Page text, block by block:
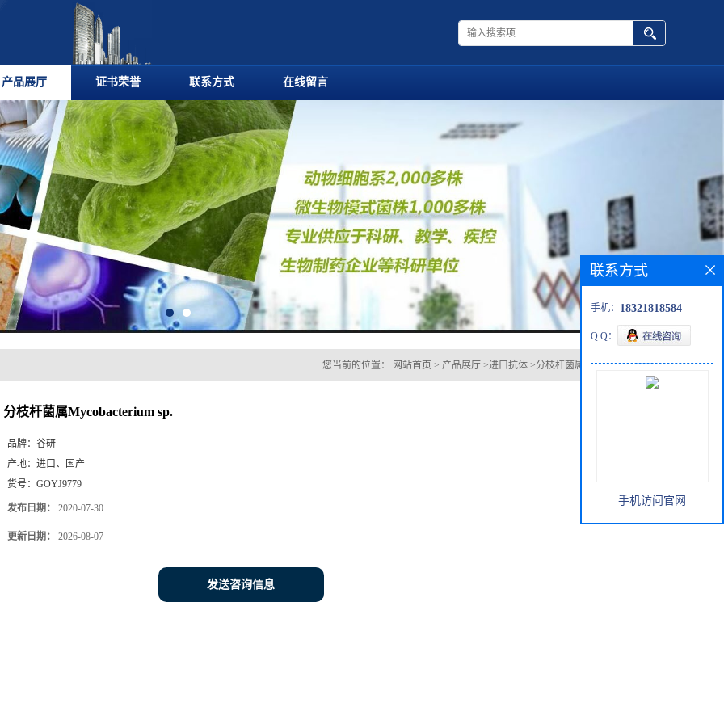
产品展厅 证书荣誉 联系方式 在线留言
您当前的位置： 网站首页 > 产品展厅 >进口抗体 >分枝杆菌属Mycobacterium sp.
分枝杆菌属Mycobacterium sp.
品牌： 谷研
产地： 进口、国产
货号： GOYJ9779
发布日期： 2020-07-30
更新日期： 2026-08-07
发送咨询信息
联系方式
手机： 18321818584
Q Q：
手机访问官网